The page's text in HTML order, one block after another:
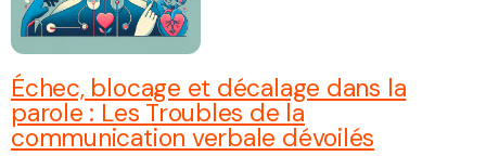
Échec, blocage et décalage dans la
parole : Les Troubles de la
communication verbale dévoilés